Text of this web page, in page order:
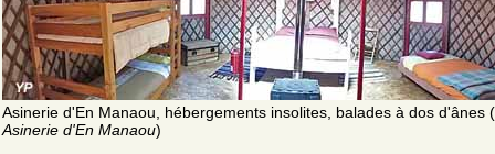
Asinerie d'En Manaou, hébergements insolites, balades à dos d'ânes (
Asinerie d'En Manaou)